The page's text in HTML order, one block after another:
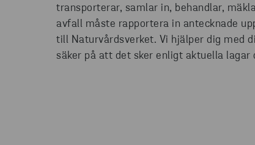
transporterar, samlar in, behandlar,
avfall måste rapportera in antecknade
till Naturvårdsverket. Vi hjälper dig med
säker på att det sker enligt aktuella lagar